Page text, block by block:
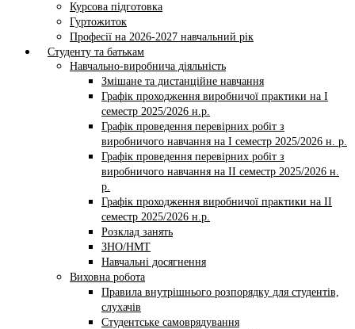
Курсова підготовка
Гуртожиток
Професії на 2026-2027 навчальний рік
Студенту та батькам
Навчально-виробнича діяльність
Змішане та дистанційне навчання
Графік проходження виробничої практики на І
семестр 2025/2026 н.р.
Графік проведення перевірних робіт з
виробничого навчання на І семестр 2025/2026 н. р.
Графік проведення перевірних робіт з
виробничого навчання на ІI семестр 2025/2026 н.
р.
Графік проходження виробничої практики на II
семестр 2025/2026 н.р.
Розклад занять
ЗНО/НМТ
Навчальні досягнення
Виховна робота
Правила внутрішнього розпорядку для студентів,
слухачів
Студентське самоврядування